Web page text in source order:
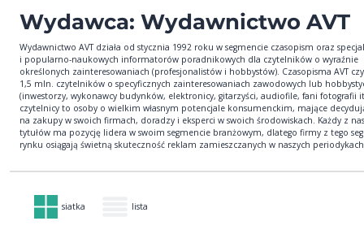
Wydawca: Wydawnictwo AVT
Wydawnictwo AVT działa od stycznia 1992 roku w segmencie czasopism oraz
i popularno-naukowych informatorów poradnikowych dla czytelników o wyraźnie
określonych zainteresowaniach (profesjonalistów i hobbystów). Czasopisma AVT
1,5 mln. czytelników o specyficznych zainteresowaniach zawodowych lub
(inwestorzy, wykonawcy budynków, elektronicy, gitarzyści, audiofile, fani fotografii
czytelnicy to osoby o wielkim własnym potencjale konsumenckim, mające
na zakupy w swoich firmach, doradzy i eksperci w swoich środowiskach. Każdy z
tytułów ma pozycję lidera w swoim segmencie branżowym, dlatego firmy z tego
rynku osiągają świetną skuteczność reklam zamieszczanych w naszych
siatka lista